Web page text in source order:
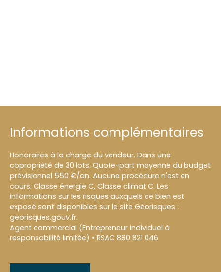
Informations complémentaires
Honoraires à la charge du vendeur. Dans une
copropriété de 30 lots. Quote-part moyenne du budget
prévisionnel 550 €/an. Aucune procédure n'est en
cours. Classe énergie C, Classe climat C. Les
informations sur les risques auxquels ce bien est
exposé sont disponibles sur le site Géorisques :
georisques.gouv.fr.
Agent commercial (Entrepreneur individuel à
responsabilité limitée) • RSAC 880 821 046